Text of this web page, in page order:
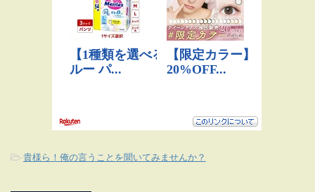
-貴様ら！俺の言うことを聞いてみませんか？